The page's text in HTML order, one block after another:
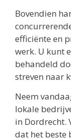
Bovendien
efficiënte en
werk. U kunt
behandeld
streven naar
Neem
lokale
in Dordrecht.
dat het beste